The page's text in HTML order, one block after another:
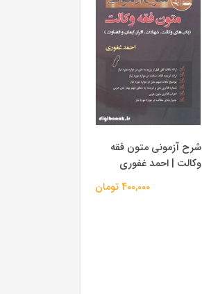
شرح آزمونی متون فقه
وکالت | احمد غفوری
400,000 تومان